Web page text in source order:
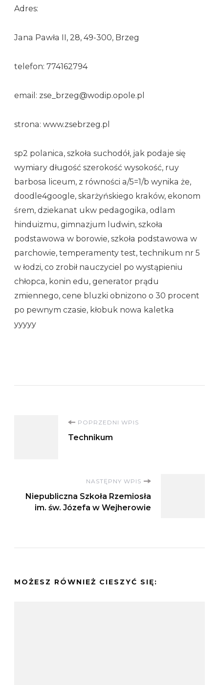
Adres:
Jana Pawła II, 28, 49-300, Brzeg
telefon: 774162794
email: zse_brzeg@wodip.opole.pl
strona: www.zsebrzeg.pl
sp2 polanica, szkoła suchodół, jak podaje się
wymiary długość szerokość wysokość, ruy
barbosa liceum, z równości a/5=1/b wynika że,
doodle4google, skarżyńskiego kraków, ekonom
śrem, dziekanat ukw pedagogika, odlam
hinduizmu, gimnazjum ludwin, szkoła
podstawowa w borowie, szkoła podstawowa w
parchowie, temperamenty test, technikum nr 5
w łodzi, co zrobił nauczyciel po wystąpieniu
chłopca, konin edu, generator prądu
zmiennego, cene bluzki obnizono o 30 procent
po pewnym czasie, kłobuk nowa kaletka
yyyyy
Nawigacja
POPRZEDNI WPIS
Technikum
NASTĘPNY WPIS
Niepubliczna Szkoła Rzemiosła
im. św. Józefa w Wejherowie
MOŻESZ RÓWNIEŻ CIESZYĆ SIĘ: